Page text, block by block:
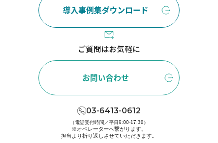
導入事例集ダウンロード
ご質問はお気軽に
お問い合わせ
03-6413-0612
（電話受付時間／平日9:00-17:30）
※オペレーターへ繋がります。
担当より折り返しさせていただきます。